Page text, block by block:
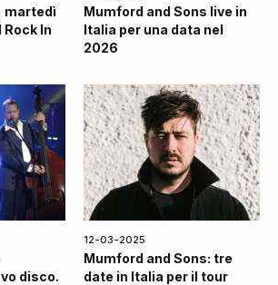
martedì
Rock In
Mumford and Sons live in
Italia per una data nel
2026
disco.
12-03-2025
Mumford and Sons: tre
date in Italia per il tour